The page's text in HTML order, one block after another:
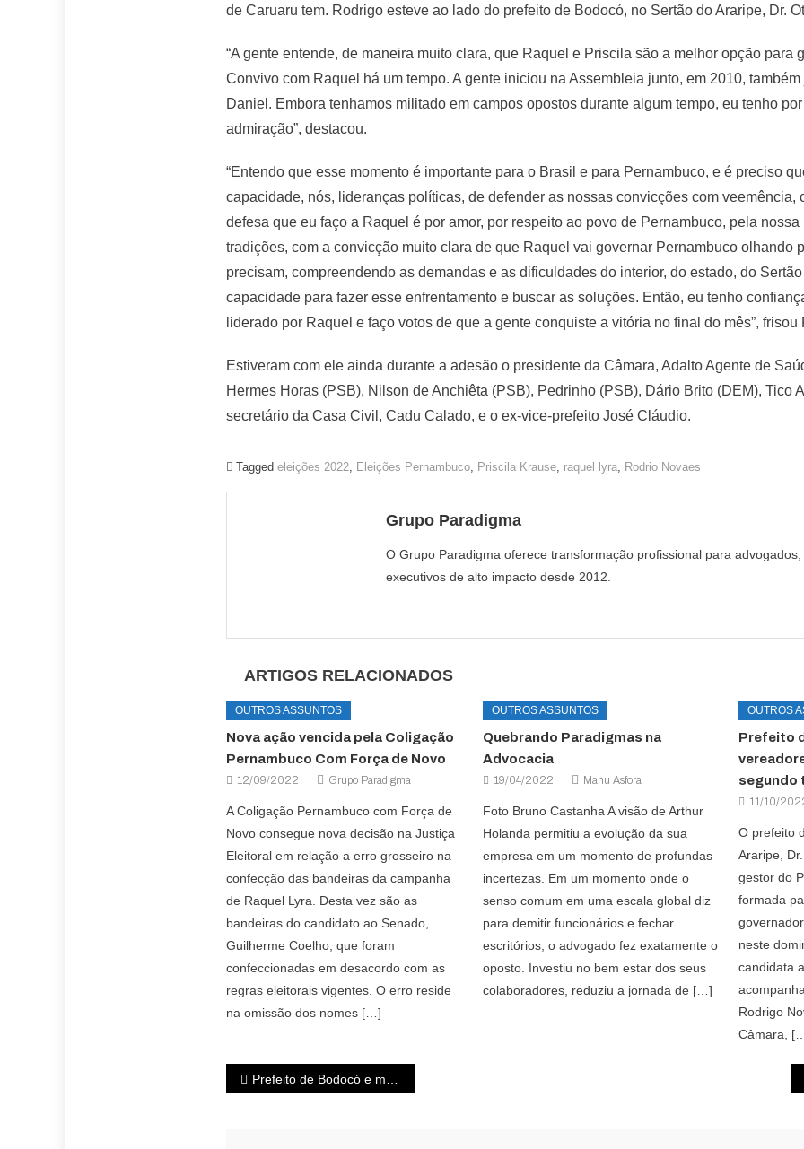
de Caruaru tem. Rodrigo esteve ao lado do prefeito de Bodocó, no Sertão do Araripe, Dr.
“A gente entende, de maneira muito clara, que Raquel e Priscila são a melhor opção para
Convivo com Raquel há um tempo. A gente iniciou na Assembleia junto, em 2010,
Daniel. Embora tenhamos militado em campos opostos durante algum tempo, eu tenho
admiração”, destacou.
“Entendo que esse momento é importante para o Brasil e para Pernambuco, e é preciso
capacidade, nós, lideranças políticas, de defender as nossas convicções com veemência,
defesa que eu faço a Raquel é por amor, por respeito ao povo de Pernambuco, pela
tradições, com a convicção muito clara de que Raquel vai governar Pernambuco olhando
precisam, compreendendo as demandas e as dificuldades do interior, do estado, do
capacidade para fazer esse enfrentamento e buscar as soluções. Então, eu tenho
liderado por Raquel e faço votos de que a gente conquiste a vitória no final do mês”, frisou
Estiveram com ele ainda durante a adesão o presidente da Câmara, Adalto Agente de
Hermes Horas (PSB), Nilson de Anchiêta (PSB), Pedrinho (PSB), Dário Brito (DEM), Tico
secretário da Casa Civil, Cadu Calado, e o ex-vice-prefeito José Cláudio.
Tagged eleições 2022, Eleições Pernambuco, Priscila Krause, raquel lyra, Rodrio Novaes
Grupo Paradigma
O Grupo Paradigma oferece transformação profissional para
executivos de alto impacto desde 2012.
ARTIGOS RELACIONADOS
OUTROS ASSUNTOS
Nova ação vencida pela Coligação
Pernambuco Com Força de Novo
12/09/2022 Grupo Paradigma
A Coligação Pernambuco com Força de
Novo consegue nova decisão na Justiça
Eleitoral em relação a erro grosseiro na
confecção das bandeiras da campanha
de Raquel Lyra. Desta vez são as
bandeiras do candidato ao Senado,
Guilherme Coelho, que foram
confeccionadas em desacordo com as
regras eleitorais vigentes. O erro reside
na omissão dos nomes […]
OUTROS ASSUNTOS
Quebrando Paradigmas na
Advocacia
19/04/2022 Manu Asfora
Foto Bruno Castanha A visão de Arthur
Holanda permitiu a evolução da sua
empresa em um momento de profundas
incertezas. Em um momento onde o
senso comum em uma escala global diz
para demitir funcionários e fechar
escritórios, o advogado fez exatamente o
oposto. Investiu no bem estar dos seus
colaboradores, reduziu a jornada de […]
OUTROS
Prefeito
segundo
11/10/
O prefeito
Araripe,
gestor do
formada
neste
candidata
Rodrigo
Câmara,
Prefeito de Bodocó e mais seis vereadores apoiam Raquel no segundo turno